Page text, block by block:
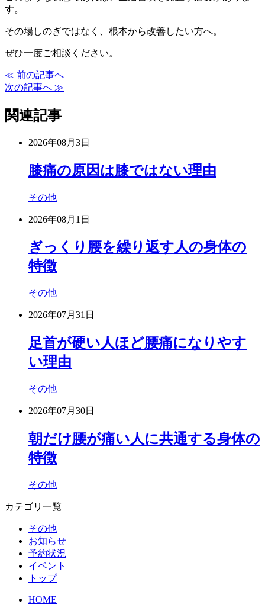
す。
その場しのぎではなく、根本から改善したい方へ。
ぜひ一度ご相談ください。
≪ 前の記事へ
次の記事へ ≫
関連記事
2026年08月3日
膝痛の原因は膝ではない理由
その他
2026年08月1日
ぎっくり腰を繰り返す人の身体の
特徴
その他
2026年07月31日
足首が硬い人ほど腰痛になりやす
い理由
その他
2026年07月30日
朝だけ腰が痛い人に共通する身体の
特徴
その他
カテゴリ一覧
その他
お知らせ
予約状況
イベント
トップ
HOME